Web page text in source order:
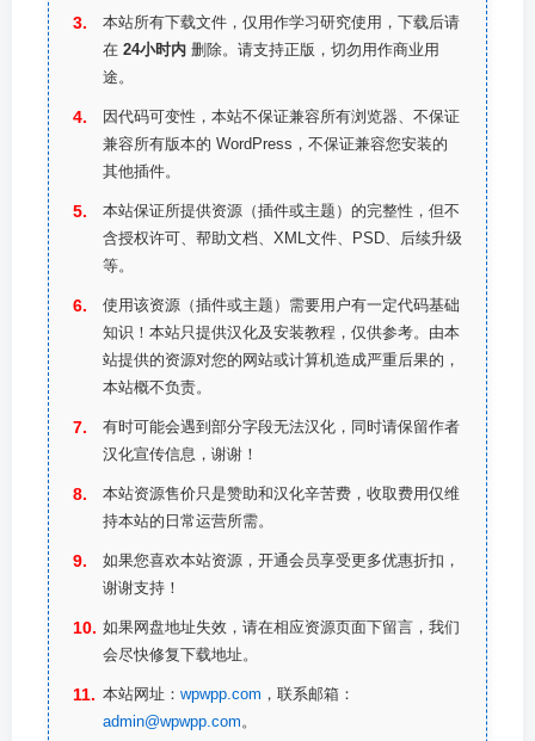
本站所有下载文件，仅用作学习研究使用，下载后请
在 24小时内 删除。请支持正版，切勿用作商业用
途。
因代码可变性，本站不保证兼容所有浏览器、不保证
兼容所有版本的 WordPress，不保证兼容您安装的
其他插件。
本站保证所提供资源（插件或主题）的完整性，但不
含授权许可、帮助文档、XML文件、PSD、后续升级
等。
使用该资源（插件或主题）需要用户有一定代码基础
知识！本站只提供汉化及安装教程，仅供参考。由本
站提供的资源对您的网站或计算机造成严重后果的，
本站概不负责。
有时可能会遇到部分字段无法汉化，同时请保留作者
汉化宣传信息，谢谢！
本站资源售价只是赞助和汉化辛苦费，收取费用仅维
持本站的日常运营所需。
如果您喜欢本站资源，开通会员享受更多优惠折扣，
谢谢支持！
如果网盘地址失效，请在相应资源页面下留言，我们
会尽快修复下载地址。
本站网址： wpwpp.com ，联系邮箱：
admin@wpwpp.com 。